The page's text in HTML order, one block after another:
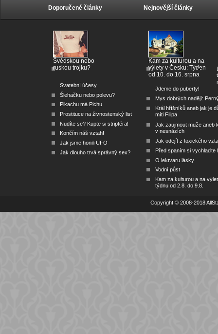
Doporučené články
Švédskou nebo
ruskou trojku?
Svatební účesy
Šlehačku nebo polevu?
Pikachu má Pichu
Prostituce na živnostenský list
Nudíte se? Kupte si striptéra!
Končím náš vztah!
Jak jsme honili UFO
Jak dlouho trvá správný sex?
Nejnovější články
Kam za kulturou a na
výlety v Česku: Týden
od 10. do 16. srpna
Jdeme do puberty!
Mys dobrých nadějí:
Král hříšníků aneb jak je
míti Filipa
Jak zaujmout muže aneb
v nesnázích
Jak odejít z toxického
Před spaním si vychlaďte
O lektvaru lásky
Vodní půst
Kam za kulturou a na
týdnu od 2.8. do 9.8.
Copyright © 2008-2018